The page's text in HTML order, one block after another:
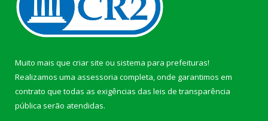
Muito mais que criar site ou sistema para prefeituras!
Realizamos uma assessoria completa, onde garantimos em
contrato que todas as exigências das leis de transparência
pública serão atendidas.